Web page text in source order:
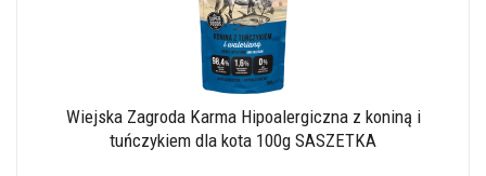
Wiejska Zagroda Karma Hipoalergiczna z koniną i
tuńczykiem dla kota 100g SASZETKA